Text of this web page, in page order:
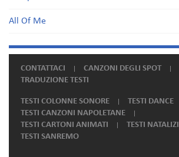
All Of Me
CONTATTACI
CANZONI DEGLI SPOT
TRADUZIONE TESTI
TESTI COLONNE SONORE
TESTI DANCE
TESTI CANZONI NAPOLETANE
TESTI CARTONI ANIMATI
TESTI NATALIZI
TESTI SANREMO